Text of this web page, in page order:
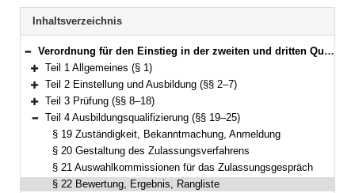
BAYERN.RECHT
letzten
Suche
Navigation
Inhaltsverzeichnis
Bereich reduzieren
Verordnung für den Einstieg in der zweiten und dritten Qualifikationsebene im fachlichen Schwerpunkt Ländliche Entwicklung (FachV-LE/QE2+3) Vom 2. Dezember 2012 (GVBl. S. 716) BayRS 2038-3-7-3-L (§§ 1–26)
Bereich erweitern
Teil 1 Allgemeines (§ 1)
Bereich erweitern
Teil 2 Einstellung und Ausbildung (§§ 2–7)
Bereich erweitern
Teil 3 Prüfung (§§ 8–18)
Bereich reduzieren
Teil 4 Ausbildungsqualifizierung (§§ 19–25)
§ 19 Zuständigkeit, Bekanntmachung, Anmeldung
§ 20 Gestaltung des Zulassungsverfahrens
§ 21 Auswahlkommissionen für das Zulassungsgespräch
§ 22 Bewertung, Ergebnis, Rangliste